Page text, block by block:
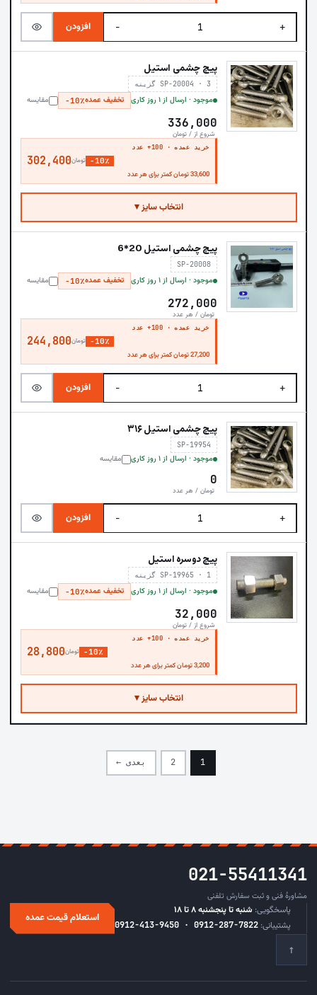
+
− افزودن
پیچ چشمی استیل
SP-20004 · 3 گزینه
موجود · ارسال از ۱ روز کاری تخفیف عمده−10٪ مقایسه
336,000
شروع از / تومان
خرید عمده · 100+ عدد
302,400تومان −10٪
33,600 تومان کمتر برای هر عدد
انتخاب سایز ▾
پیچ چشمی استیل 20*6
SP-20008
موجود · ارسال از ۱ روز کاری تخفیف عمده−10٪ مقایسه
272,000
تومان / هر عدد
خرید عمده · 100+ عدد
244,800تومان −10٪
27,200 تومان کمتر برای هر عدد
+
− افزودن
پیچ چشمی استیل ۳۱۶
SP-19954
موجود · ارسال از ۱ روز کاری مقایسه
0
تومان / هر عدد
+
− افزودن
پیچ دوسره استیل
SP-19965 · 1 گزینه
موجود · ارسال از ۱ روز کاری تخفیف عمده−10٪ مقایسه
32,000
شروع از / تومان
خرید عمده · 100+ عدد
28,800تومان −10٪
3,200 تومان کمتر برای هر عدد
انتخاب سایز ▾
1
2 بعدی ←
021-55411341
مشاورهٔ فنی و ثبت سفارش تلفنی
پاسخگویی: شنبه تا پنجشنبه ۸ تا ۱۸
پشتیبانی: 0912-413-9450 · 0912-287-7822 استعلام قیمت عمده
↑